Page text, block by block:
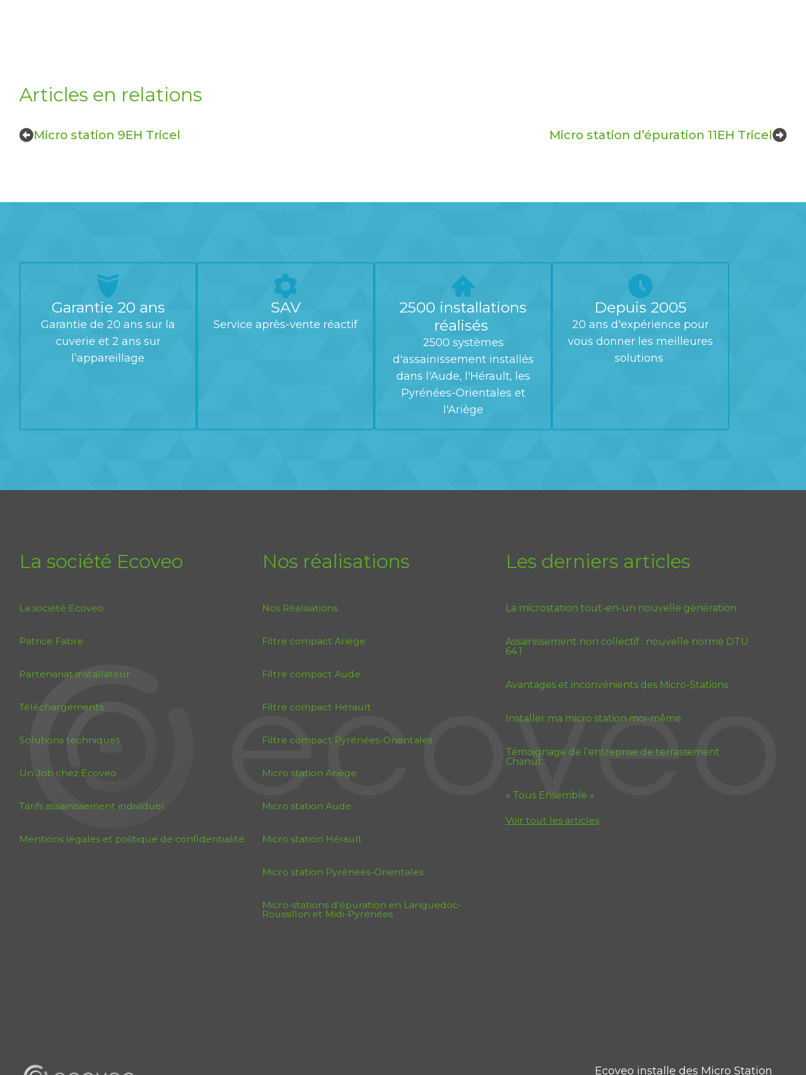
Articles en relations
Micro station 9EH Tricel Micro station d’épuration 11EH Tricel
Garantie 20 ans
Garantie de 20 ans sur la
cuverie et 2 ans sur
l’appareillage
SAV
Service après-vente réactif
2500 installations
réalisés
2500 systèmes
d'assainissement installés
dans l'Aude, l'Hérault, les
Pyrénées-Orientales et
l'Ariège
Depuis 2005
20 ans d'expérience pour
vous donner les meilleures
solutions
La société Ecoveo
La société Ecoveo
Patrice Fabre
Partenariat installateur
Téléchargements
Solutions techniques
Un Job chez Ecoveo
Tarifs assainissement individuel
Mentions légales et politique de confidentialité
Nos réalisations
Nos Réalisations
Filtre compact Ariège
Filtre compact Aude
Filtre compact Hérault
Filtre compact Pyrénées-Orientales
Micro station Ariège
Micro station Aude
Micro station Hérault
Micro station Pyrénées-Orientales
Micro-stations d’épuration en Languedoc-
Roussillon et Midi-Pyrénées
Les derniers articles
La microstation tout-en-un nouvelle génération
Assainissement non collectif : nouvelle norme DTU
64.1
Avantages et inconvénients des Micro-Stations
Installer ma micro station moi-même
Témoignage de l’entreprise de terrassement
Chanut
« Tous Ensemble »
Voir tout les articles
Ecoveo installe des Micro Station